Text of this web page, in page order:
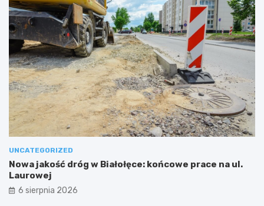
UNCATEGORIZED
Nowa jakość dróg w Białołęce: końcowe prace na ul.
Laurowej
6 sierpnia 2026